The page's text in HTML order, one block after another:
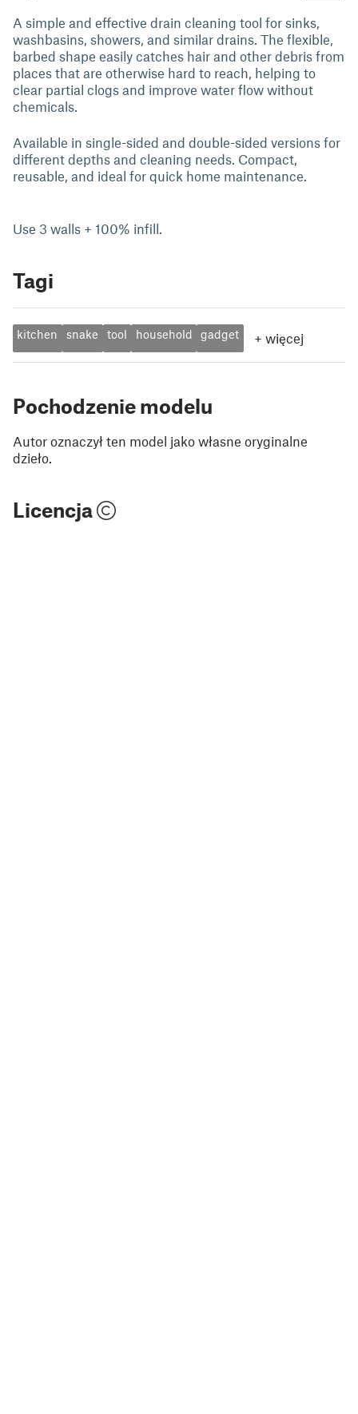
A simple and effective drain cleaning tool for sinks,
washbasins, showers, and similar drains. The flexible,
barbed shape easily catches hair and other debris from
places that are otherwise hard to reach, helping to
clear partial clogs and improve water flow without
chemicals.
Available in single-sided and double-sided versions for
different depths and cleaning needs. Compact,
reusable, and ideal for quick home maintenance.
Use 3 walls + 100% infill.
Tagi
kitchen snake tool household gadget + więcej
Pochodzenie modelu
Autor oznaczył ten model jako własne oryginalne
dzieło.
Licencja